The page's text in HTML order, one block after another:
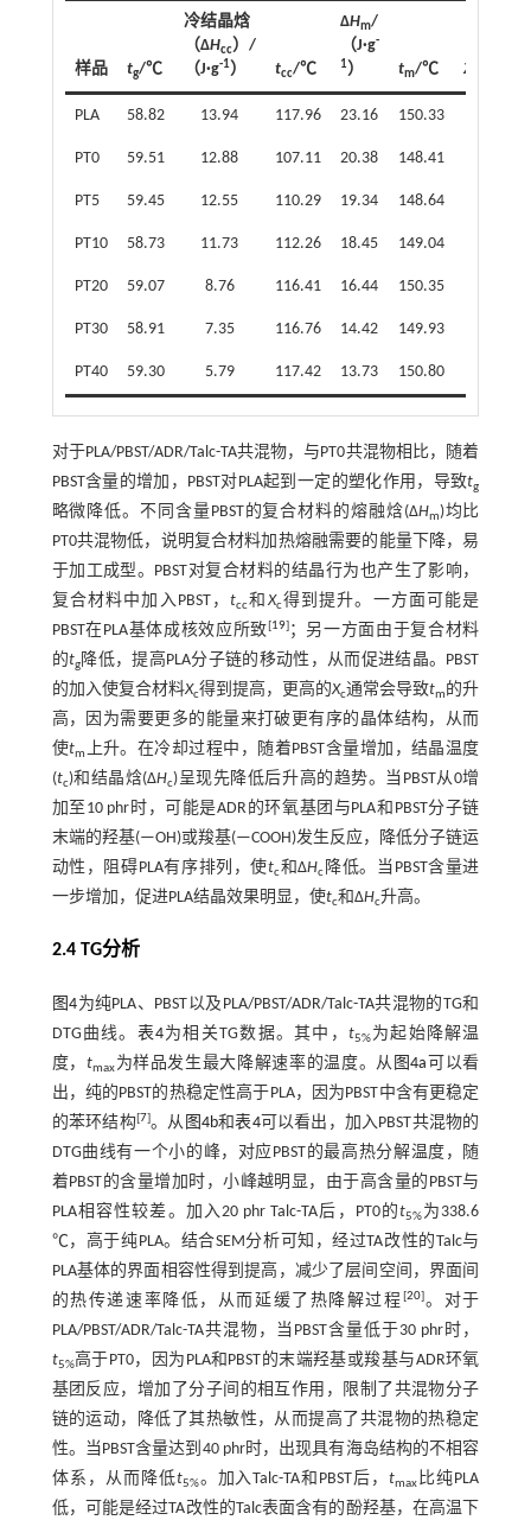
样品 tg/℃
冷结晶焓
（ΔHcc）/
（J·g-1） tcc/℃
ΔHm/
（J·g-
1） tm/℃ X
PLA 58.82 13.94 117.96 23.16 150.33
PT0 59.51 12.88 107.11 20.38 148.41
PT5 59.45 12.55 110.29 19.34 148.64
PT10 58.73 11.73 112.26 18.45 149.04
PT20 59.07 8.76 116.41 16.44 150.35
PT30 58.91 7.35 116.76 14.42 149.93
PT40 59.30 5.79 117.42 13.73 150.80
对于PLA/PBST/ADR/Talc-TA共混物，与PT0共混物相比，随着
PBST含量的增加，PBST对PLA起到一定的塑化作用，导致tg
略微降低。不同含量PBST的复合材料的熔融焓(ΔHm)均比
PT0共混物低，说明复合材料加热熔融需要的能量下降，易
于加工成型。PBST对复合材料的结晶行为也产生了影响，
复合材料中加入PBST，tcc和Xc得到提升。一方面可能是
PBST在PLA基体成核效应所致[19]；另一方面由于复合材料
的tg降低，提高PLA分子链的移动性，从而促进结晶。PBST
的加入使复合材料Xc得到提高，更高的Xc通常会导致tm 的升
高，因为需要更多的能量来打破更有序的晶体结构，从而
使tm上升。在冷却过程中，随着PBST含量增加，结晶温度
(tc)和结晶焓(ΔHc)呈现先降低后升高的趋势。当PBST从0增
加至10 phr时，可能是ADR的环氧基团与PLA和PBST分子链
末端的羟基(—OH)或羧基(—COOH)发生反应，降低分子链运
动性，阻碍PLA有序排列，使tc和ΔHc 降低。当PBST含量进
一步增加，促进PLA结晶效果明显，使tc和ΔHc升高。
2.4 TG分析
图4为纯PLA、PBST以及PLA/PBST/ADR/Talc-TA共混物的TG和
DTG曲线。 表4为相关TG数据。其中， t5%为起始降解温
度， tmax为样品发生最大降解速率的温度。从 图4a 可以看
出，纯的PBST的热稳定性高于PLA，因为PBST中含有更稳定
的苯环结构[7]。从 图4b和表4可以看出，加入PBST共混物的
DTG曲线有一个小的峰，对应PBST的最高热分解温度，随
着PBST的含量增加时，小峰越明显，由于高含量的PBST与
PLA相容性较差。加入20 phr Talc-TA后，PT0的t5%为338.6
℃，高于纯PLA。结合SEM分析可知，经过TA改性的Talc与
PLA基体的界面相容性得到提高，减少了层间空间，界面间
的热传递速率降低，从而延缓了热降解过程 [20]。对于
PLA/PBST/ADR/Talc-TA共混物，当PBST含量低于30 phr时，
t5%高于PT0，因为PLA和PBST的末端羟基或羧基与ADR环氧
基团反应，增加了分子间的相互作用，限制了共混物分子
链的运动，降低了其热敏性，从而提高了共混物的热稳定
性。当PBST含量达到40 phr时，出现具有海岛结构的不相容
体系，从而降低t5%。加入Talc-TA和PBST后，tmax比纯PLA
低，可能是经过TA改性的Talc表面含有的酚羟基，在高温下